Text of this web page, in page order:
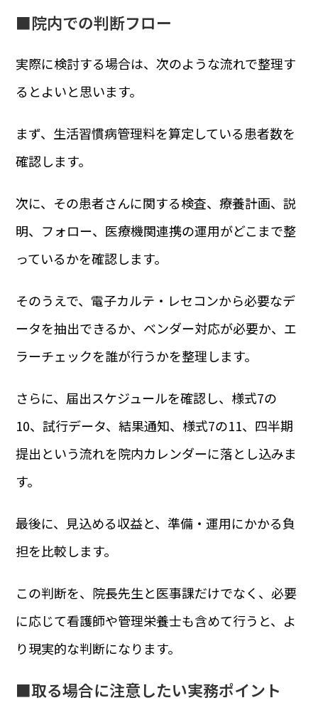
■院内での判断フロー
実際に検討する場合は、次のような流れで整理す
るとよいと思います。
まず、生活習慣病管理料を算定している患者数を
確認します。
次に、その患者さんに関する検査、療養計画、説
明、フォロー、医療機関連携の運用がどこまで整
っているかを確認します。
そのうえで、電子カルテ・レセコンから必要なデ
ータを抽出できるか、ベンダー対応が必要か、エ
ラーチェックを誰が行うかを整理します。
さらに、届出スケジュールを確認し、様式7の
10、試行データ、結果通知、様式7の11、四半期
提出という流れを院内カレンダーに落とし込みま
す。
最後に、見込める収益と、準備・運用にかかる負
担を比較します。
この判断を、院長先生と医事課だけでなく、必要
に応じて看護師や管理栄養士も含めて行うと、よ
り現実的な判断になります。
■取る場合に注意したい実務ポイント